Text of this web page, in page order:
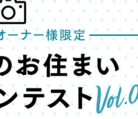
規格住宅｜三井ホームセレクト
企業向け不動産活用（CRE）
開業のための物件情報
診療圏調査依頼
企業向け不動産活用（CRE）
リフォーム実例